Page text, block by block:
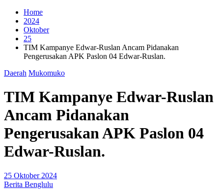
Home
2024
Oktober
25
TIM Kampanye Edwar-Ruslan Ancam Pidanakan
Pengerusakan APK Paslon 04 Edwar-Ruslan.
Daerah Mukomuko
TIM Kampanye Edwar-Ruslan
Ancam Pidanakan
Pengerusakan APK Paslon 04
Edwar-Ruslan.
25 Oktober 2024
Berita Benglulu